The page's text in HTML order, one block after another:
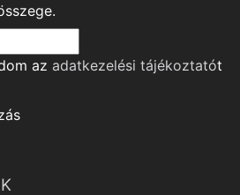
az adatkezelési tájékoztatót